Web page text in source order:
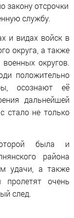
закону отсрочки
службу.
и видах войск в
округа, а также
округов.
положительно
осознают её
дальнейшей
стало не только
была и
района
удачи, а также
очень
след.